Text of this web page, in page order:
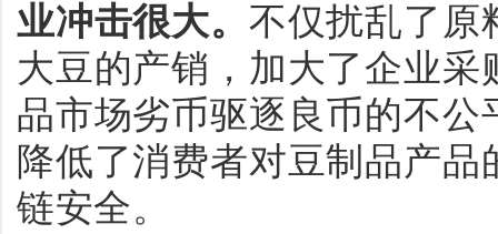
业冲击很大。 不仅扰乱了原
大豆的产销，加大了企业
品市场劣币驱逐良币的不
降低了消费者对豆制品产
链安全。